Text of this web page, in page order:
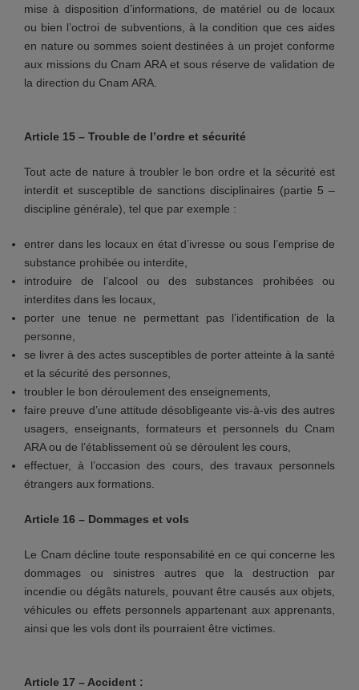
mise à disposition d’informations, de matériel ou de locaux
ou bien l’octroi de subventions, à la condition que ces aides
en nature ou sommes soient destinées à un projet conforme
aux missions du Cnam ARA et sous réserve de validation de
la direction du Cnam ARA.
Article 15 – Trouble de l’ordre et sécurité
Tout acte de nature à troubler le bon ordre et la sécurité est
interdit et susceptible de sanctions disciplinaires (partie 5 –
discipline générale), tel que par exemple :
entrer dans les locaux en état d’ivresse ou sous l’emprise de
substance prohibée ou interdite,
introduire de l’alcool ou des substances prohibées ou
interdites dans les locaux,
porter une tenue ne permettant pas l’identification de la
personne,
se livrer à des actes susceptibles de porter atteinte à la santé
et la sécurité des personnes,
troubler le bon déroulement des enseignements,
faire preuve d’une attitude désobligeante vis-à-vis des autres
usagers, enseignants, formateurs et personnels du Cnam
ARA ou de l’établissement où se déroulent les cours,
effectuer, à l’occasion des cours, des travaux personnels
étrangers aux formations.
Article 16 – Dommages et vols
Le Cnam décline toute responsabilité en ce qui concerne les
dommages ou sinistres autres que la destruction par
incendie ou dégâts naturels, pouvant être causés aux objets,
véhicules ou effets personnels appartenant aux apprenants,
ainsi que les vols dont ils pourraient être victimes.
Article 17 – Accident :